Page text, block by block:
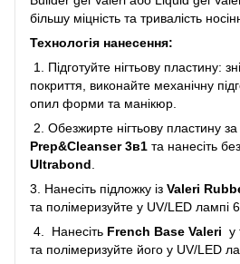
більшу міцність та тривалість
Технологія нанесення:
1. Підготуйте нігтьову пластину:
покриття, виконайте механічну
опил форми та манікюр.
2. Обезжирте нігтьову пластину
Prep&Cleanser 3в1 та нанесіть
Ultrabond
3. Нанесіть підложку із Valeri
та полімеризуйте у UV/LED лампі
4. Нанесіть French Base Valeri у
та полімеризуйте його у UV/LED